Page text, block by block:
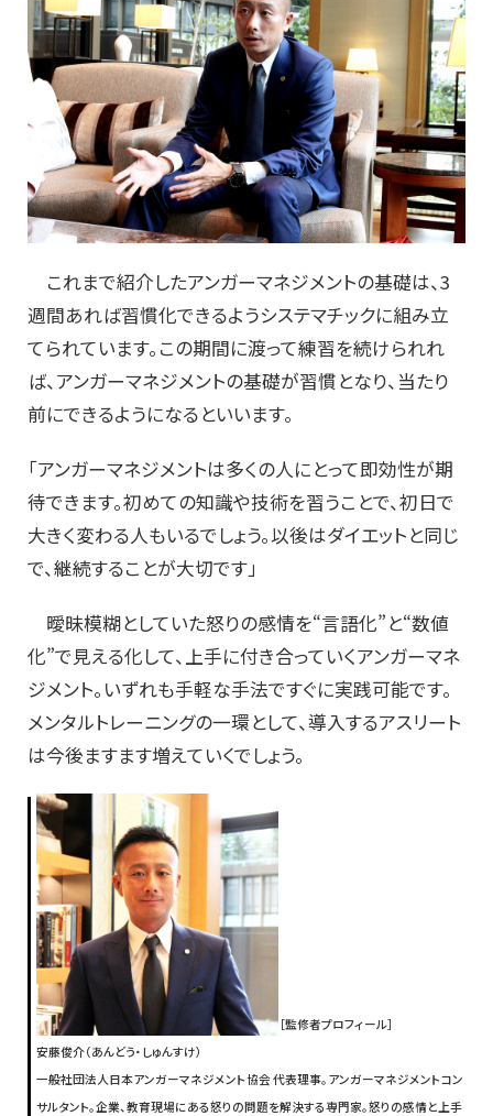
これまで紹介したアンガーマネジメントの基礎は、3
週間あれば習慣化できるようシステマチックに組み立
てられています。この期間に渡って練習を続けられれ
ば、アンガーマネジメントの基礎が習慣となり、当たり
前にできるようになるといいます。
「アンガーマネジメントは多くの人にとって即効性が期
待できます。初めての知識や技術を習うことで、初日で
大きく変わる人もいるでしょう。以後はダイエットと同じ
で、継続することが大切です」
曖昧模糊としていた怒りの感情を“言語化”と“数値
化”で見える化して、上手に付き合っていくアンガーマネ
ジメント。いずれも手軽な手法ですぐに実践可能です。
メンタルトレーニングの一環として、導入するアスリート
は今後ますます増えていくでしょう。
［監修者プロフィール］
安藤俊介（あんどう・しゅんすけ）
一般社団法人日本アンガーマネジメント協会 代表理事。アンガーマネジメントコン
サルタント。企業、教育現場にある怒りの問題を解決する専門家。怒りの感情と上手